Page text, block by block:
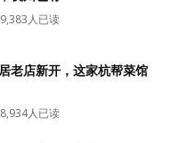
人已读
老店新开，这家杭帮菜馆
人已读